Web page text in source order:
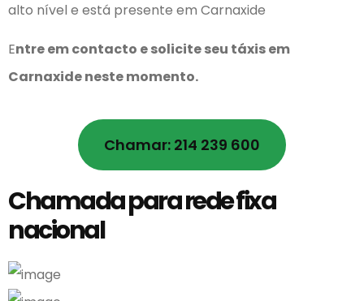
alto nível e está presente em Carnaxide
Entre em contacto e solicite seu táxis em
Carnaxideneste momento.
Chamar: 214 239 600
Chamada para rede fixa
nacional